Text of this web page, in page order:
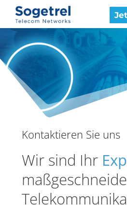
Kontaktieren Sie uns
Wir sind Ihr